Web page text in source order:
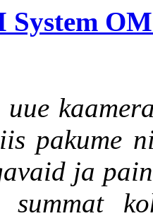
System
pakume
ja